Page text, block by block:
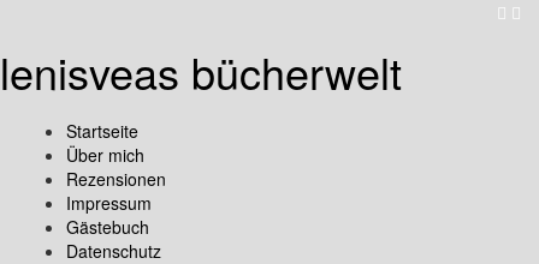
lenisveas bücherwelt
Startseite
Über mich
Rezensionen
Impressum
Gästebuch
Datenschutz